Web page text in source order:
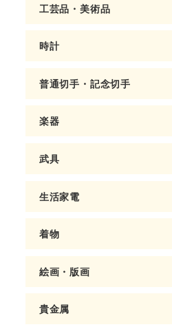
工芸品・美術品
時計
普通切手・記念切手
楽器
武具
生活家電
着物
絵画・版画
貴金属